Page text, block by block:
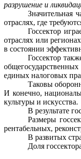
разрушение и
Значительная
отраслях, где
Госсектор
отраслях или
в состоянии
Госсектор
единых налоговых
Таковы
И конечно,
культуры и искусства.
В результате
Размеры
рентабельных,
В развитых
Доля